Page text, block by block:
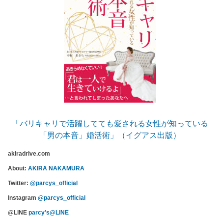
「バリキャリで活躍してても愛される女性が知っている
「男の本音」婚活術」（イグアス出版）
akiradrive.com
About:AKIRA NAKAMURA
Twitter:@parcys_official
Instagram@parcys_official
@LINEparcy's@LINE